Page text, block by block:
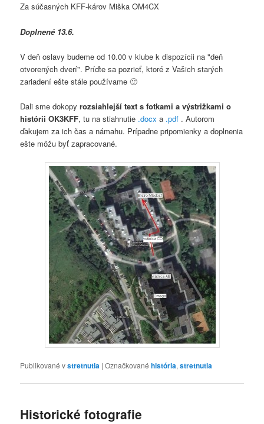
Za súčasných KFF-károv Miška OM4CX
Doplnené 13.6.
V deň oslavy budeme od 10.00 v klube k dispozícii na "deň
otvorených dverí". Príďte sa pozrieť, ktoré z Vašich starých
zariadení ešte stále používame 🙂
Dali sme dokopyrozsiahlejší text s fotkami a výstrižkami o
histórii OK3KFF, tu na stiahnutie .docx a .pdf . Autorom
ďakujem za ich čas a námahu. Prípadne pripomienky a doplnenia
ešte môžu byť zapracované.
Publikované vstretnutia |Označkované história,stretnutia
Historické fotografie